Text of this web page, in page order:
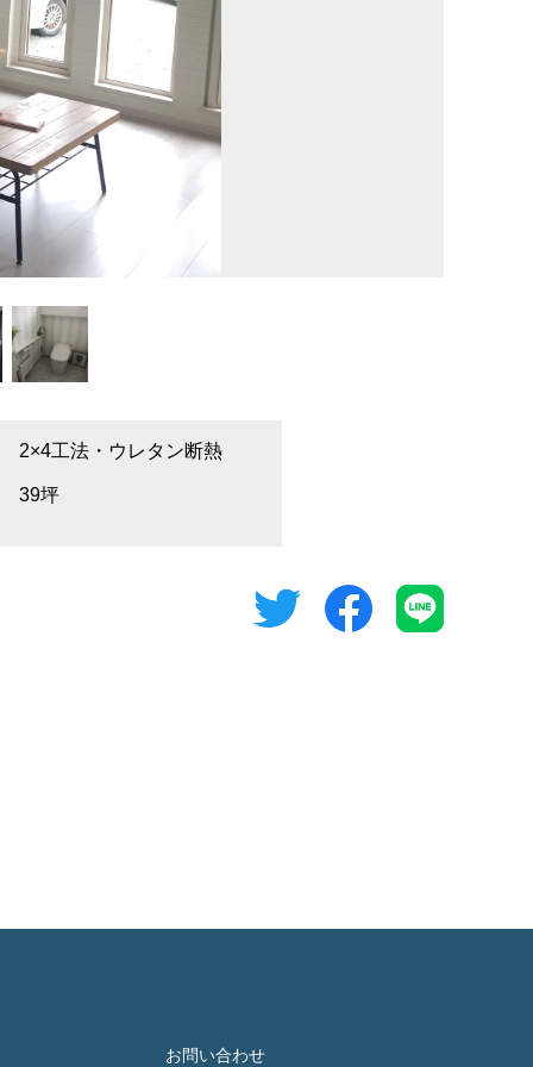
2×4工法・ウレタン断熱
39坪
お問い合わせ